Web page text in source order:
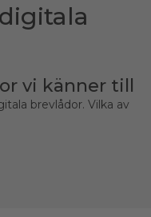
vi känner till
brevlådor. Vilka av